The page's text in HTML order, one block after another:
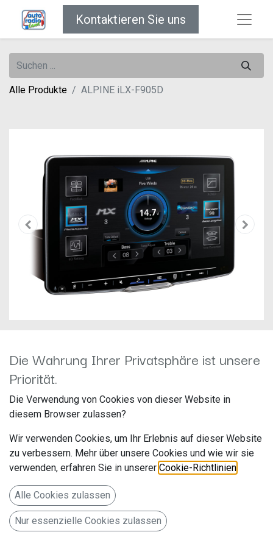
Kontaktieren Sie uns
Alle Produkte ALPINE iLX-F905D
ALPINE iLX-F905D
Hersteller: Alpine
ALPS Alpine Europe GmbH
Ohmstr. 4
85716 Unterschleißheim
Deutschland www.alpine.de
Autoradio mit 9-Zoll Touchscreen, DAB+, 1-DIN-
Die Wahrung Ihrer Privatsphäre ist unsere
Priorität.
Die Verwendung von Cookies von dieser Website in
diesem Browser zulassen?
Wir verwenden Cookies, um Ihr Erlebnis auf dieser Website
zu verbessern. Mehr über unsere Cookies und wie wir sie
verwenden, erfahren Sie in unserer Cookie-Richtlinien
Alle Cookies zulassen
Nur essenzielle Cookies zulassen